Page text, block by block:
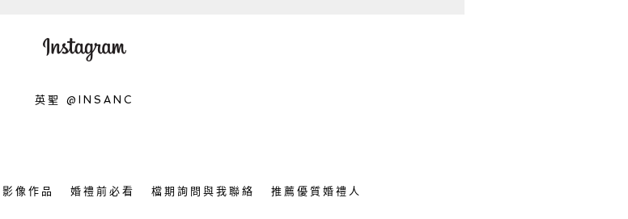
英聖 @INSANC
影像作品 婚禮前必看 檔期詢問與我聯絡 推薦優質婚禮人